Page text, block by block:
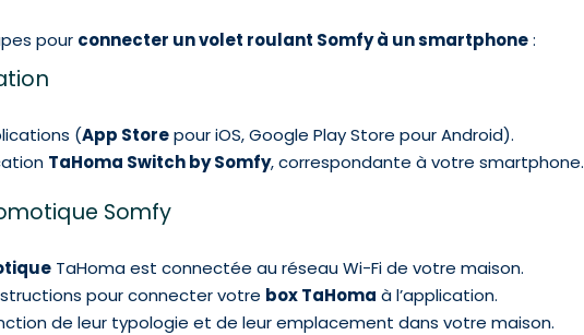
pour connecter un volet roulant Somfy à un smartphone:
(App Storepour iOS, Google Play Store pour Android).
TaHoma Switch by Somfy, correspondante à votre smartphone.
Somfy
TaHoma est connectée au réseau Wi-Fi de votre maison.
pour connecter votre box TaHoma à l’application.
de leur typologie et de leur emplacement dans votre maison.